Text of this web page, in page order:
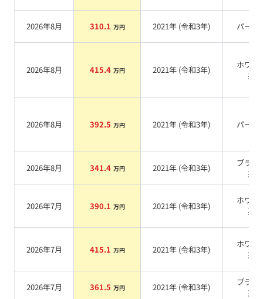
2026年8月 310.1 万円 2021年 (令和3年) パール
2026年8月 415.4 万円 2021年 (令和3年)
ホワイ
系
2026年8月 392.5 万円 2021年 (令和3年) パール
2026年8月 341.4 万円 2021年 (令和3年)
ブラッ
系
2026年7月 390.1 万円 2021年 (令和3年)
ホワイ
系
2026年7月 415.1 万円 2021年 (令和3年)
ホワイ
系
2026年7月 361.5 万円 2021年 (令和3年)
ブラッ
系